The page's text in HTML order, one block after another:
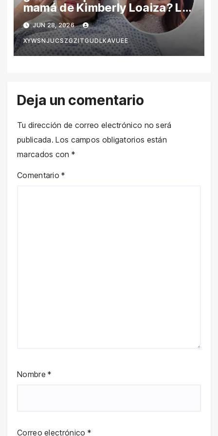
mamá de Kimberly Loaiza? La
verdad detrás de los rumores
en redes sociales
JUN 28, 2026
XYWSNJUCSZGZITGUDLKAVUEE
Deja un comentario
Tu dirección de correo electrónico no será
publicada. Los campos obligatorios están
marcados con *
Comentario*
Nombre*
Correo electrónico *